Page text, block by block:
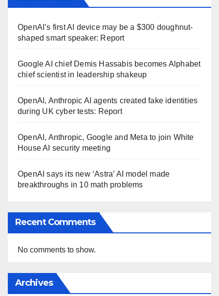
OpenAI’s first AI device may be a $300 doughnut-
shaped smart speaker: Report
Google AI chief Demis Hassabis becomes Alphabet
chief scientist in leadership shakeup
OpenAI, Anthropic AI agents created fake identities
during UK cyber tests: Report
OpenAI, Anthropic, Google and Meta to join White
House AI security meeting
OpenAI says its new ‘Astra’ AI model made
breakthroughs in 10 math problems
Recent Comments
No comments to show.
Archives